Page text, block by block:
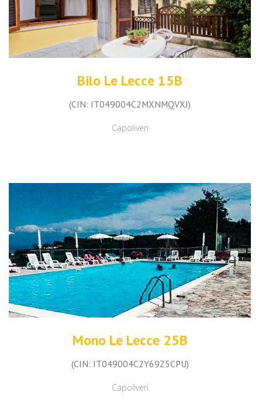
Bilo Le Lecce 15B
(CIN: IT049004C2MXNMQVXJ)
Capoliveri
Mono Le Lecce 25B
(CIN: IT049004C2Y69Z5CPU)
Capoliveri